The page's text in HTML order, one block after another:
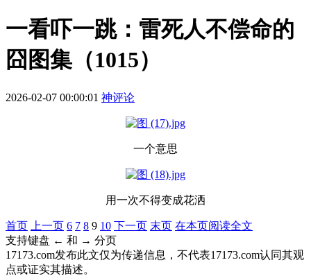
一看吓一跳：雷死人不偿命的
囧图集（1015）
2026-02-07 00:00:01 神评论
一个意思
用一次不得变成花洒
首页 上一页 6 7 8 9 10 下一页 末页 在本页阅读全文
支持键盘 ← 和 → 分页
17173.com发布此文仅为传递信息，不代表17173.com认同其观
点或证实其描述。